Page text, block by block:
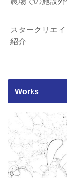
スタークリエ
紹介
Works